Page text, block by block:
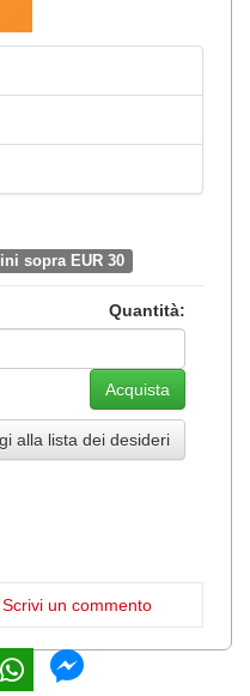
sopra EUR 30
Quantità:
alla lista dei desideri
Scrivi un commento